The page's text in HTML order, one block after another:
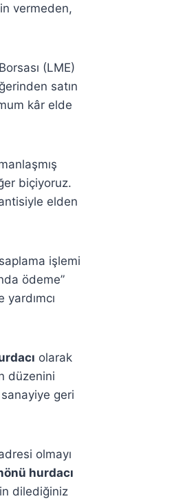
vermeden,
(LME)
satın
kâr elde
biçiyoruz.
elden
işlemi
ödeme”
olarak
düzenini
geri
olmayı
hurdacı
dilediğiniz